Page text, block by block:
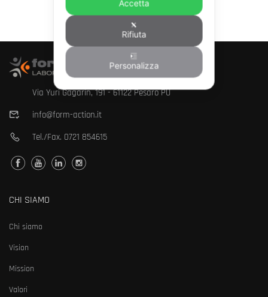
Via Yuri Gagarin, 191 - 61122 Pesaro PU
info@form-action.it
Tel./Fax. 0721 854615
CHI SIAMO
Chi siamo
Vision
Mission
Valori
Accetta
Rifiuta
Personalizza